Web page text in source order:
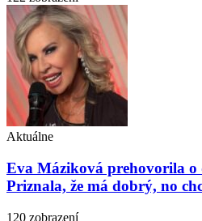
Aktuálne
Eva Máziková prehovorila o
Priznala, že má dobrý, no
120 zobrazení